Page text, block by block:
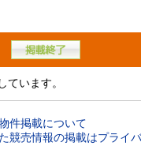
ています。
件掲載について
競売情報の掲載はプライ